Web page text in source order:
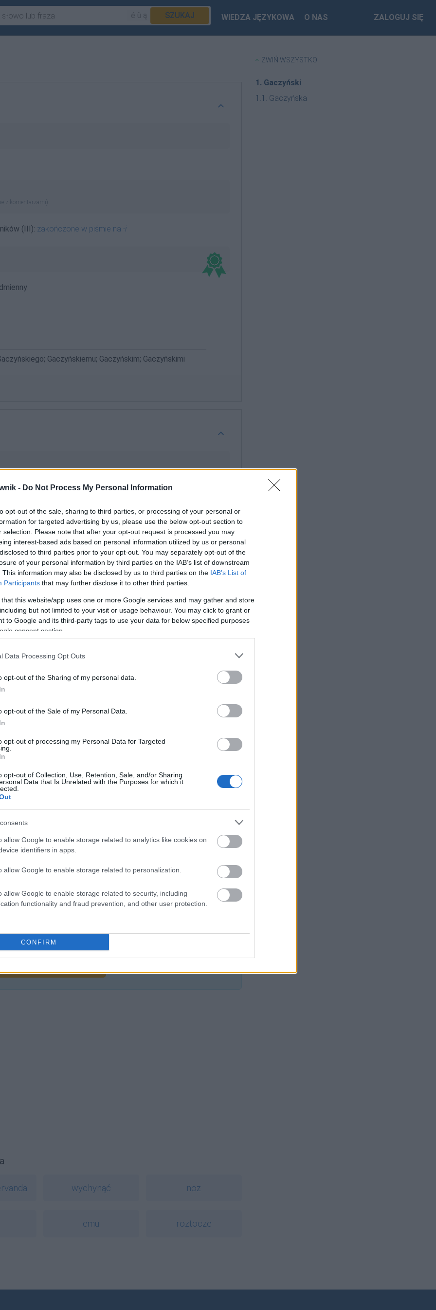
- Do Not Process My Personal Information
opt-out of the sale, sharing to third parties, or processing of your personal or
for targeted advertising by us, please use the below opt-out section to
selection. Please note that after your opt-out request is processed you may
interest-based ads based on personal information utilized by us or personal
to third parties prior to your opt-out. You may separately opt-out of the
of your personal information by third parties on the IAB’s list of downstream
This information may also be disclosed by us to third parties on the IAB’s List of
Participants that may further disclose it to other third parties.
that this website/app uses one or more Google services and may gather and store
but not limited to your visit or usage behaviour. You may click to grant or
to Google and its third-party tags to use your data for below specified purposes
consent section.
Data Processing Opt Outs
opt-out of the Sharing of my personal data.
opt-out of the Sale of my Personal Data.
opt-out of processing my Personal Data for Targeted
opt-out of Collection, Use, Retention, Sale, and/or Sharing
Data that Is Unrelated with the Purposes for which it
allow Google to enable storage related to analytics like cookies on
identifiers in apps.
allow Google to enable storage related to personalization.
allow Google to enable storage related to security, including
functionality and fraud prevention, and other user protection.
CONFIRM
SZUKAJ WIEDZA JĘZYKOWA O NAS ZALOGUJ SIĘ
z komentarzami)
(III): zakończone w piśmie na -i
Gaczyńskiemu; Gaczyńskim; Gaczyńskimi
z komentarzami)
(główne):imiona i nazwiska kobiet— ogólnie dostępna
Gaczyńskiej; Gaczyńskim; Gaczyńskimi
abonenci Dobrego słownika.
wychynąć noż
emu roztocze
ZWIŃ WSZYSTKO
1. Gaczyński
1.1. Gaczyńska